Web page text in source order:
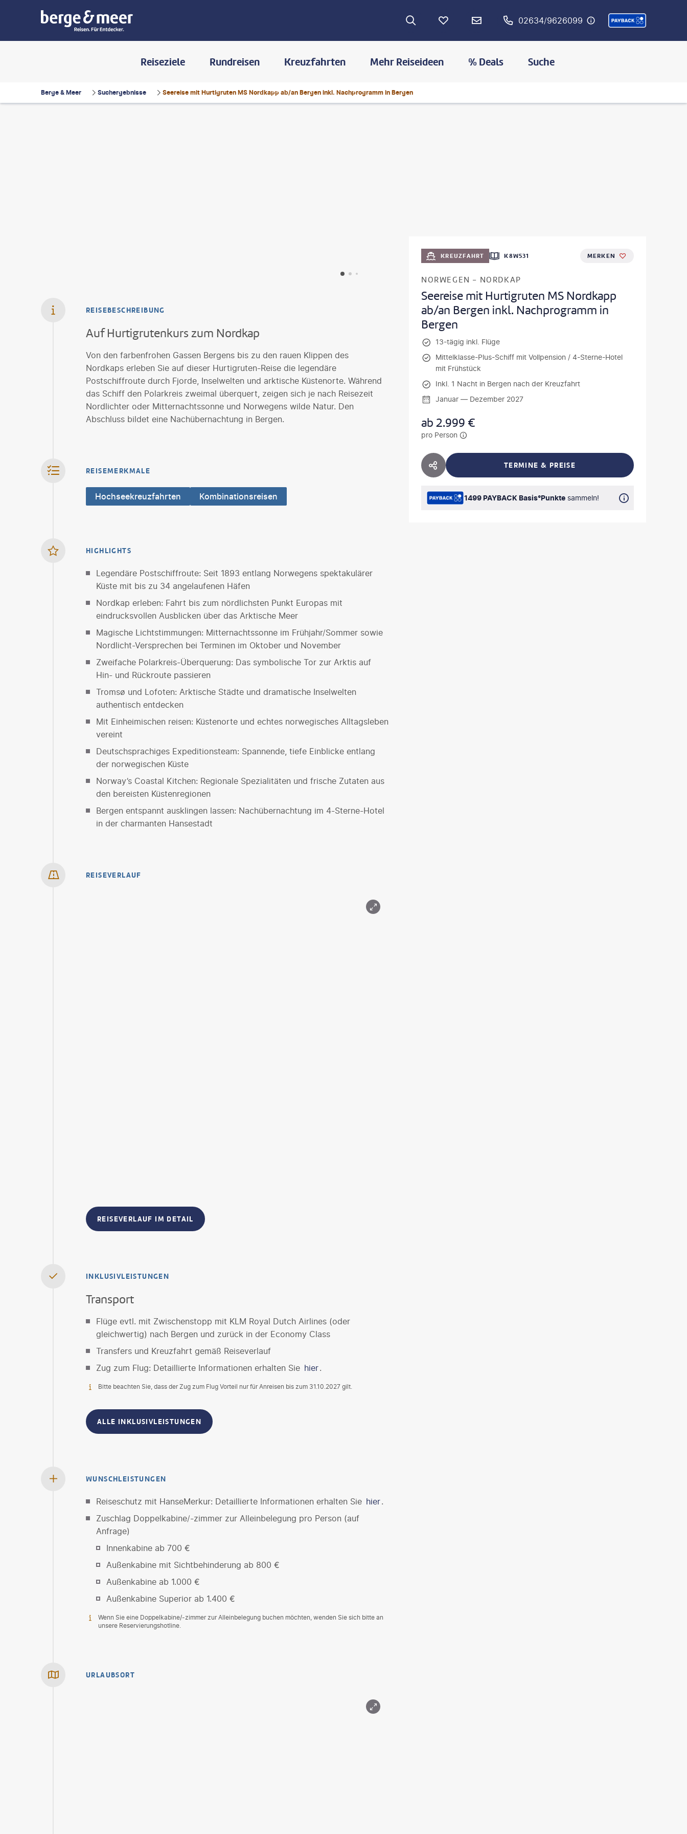
02634/9626099
Reiseziele Rundreisen Kreuzfahrten Mehr Reiseideen % Deals Suche
Berge & Meer Suchergebnisse Seereise mit Hurtigruten MS Nordkapp ab/an Bergen inkl. Nachprogramm in Bergen
KREUZFAHRT K8W531 MERKEN
NORWEGEN - NORDKAP
Seereise mit Hurtigruten MS Nordkapp
ab/an Bergen inkl. Nachprogramm in
Bergen
13-tägig inkl. Flüge
Mittelklasse-Plus-Schiff mit Vollpension / 4-Sterne-Hotel
mit Frühstück
Inkl. 1 Nacht in Bergen nach der Kreuzfahrt
Januar — Dezember 2027
ab2.999 €
pro Person
HOTEL TEILEN TERMINE & PREISE
1499 PAYBACK Basis°Punkte sammeln!
REISEBESCHREIBUNG
Auf Hurtigrutenkurs zum Nordkap
Von den farbenfrohen Gassen Bergens bis zu den rauen Klippen des
Nordkaps erleben Sie auf dieser Hurtigruten-Reise die legendäre
Postschiffroute durch Fjorde, Inselwelten und arktische Küstenorte. Während
das Schiff den Polarkreis zweimal überquert, zeigen sich je nach Reisezeit
Nordlichter oder Mitternachtssonne und Norwegens wilde Natur. Den
Abschluss bildet eine Nachübernachtung in Bergen.
REISEMERKMALE
Hochseekreuzfahrten Kombinationsreisen
HIGHLIGHTS
Legendäre Postschiffroute: Seit 1893 entlang Norwegens spektakulärer
Küste mit bis zu 34 angelaufenen Häfen
Nordkap erleben: Fahrt bis zum nördlichsten Punkt Europas mit
eindrucksvollen Ausblicken über das Arktische Meer
Magische Lichtstimmungen: Mitternachtssonne im Frühjahr/Sommer sowie
Nordlicht-Versprechen bei Terminen im Oktober und November
Zweifache Polarkreis-Überquerung: Das symbolische Tor zur Arktis auf
Hin- und Rückroute passieren
Tromsø und Lofoten: Arktische Städte und dramatische Inselwelten
authentisch entdecken
Mit Einheimischen reisen: Küstenorte und echtes norwegisches Alltagsleben
vereint
Deutschsprachiges Expeditionsteam: Spannende, tiefe Einblicke entlang
der norwegischen Küste
Norway’s Coastal Kitchen: Regionale Spezialitäten und frische Zutaten aus
den bereisten Küstenregionen
Bergen entspannt ausklingen lassen: Nachübernachtung im 4-Sterne-Hotel
in der charmanten Hansestadt
REISEVERLAUF
REISEVERLAUF IM DETAIL
INKLUSIVLEISTUNGEN
Transport
Flüge evtl. mit Zwischenstopp mit KLM Royal Dutch Airlines (oder
gleichwertig) nach Bergen und zurück in der Economy Class
Transfers und Kreuzfahrt gemäß Reiseverlauf
Zug zum Flug: Detaillierte Informationen erhalten Sie hier .
Bitte beachten Sie, dass der Zug zum Flug Vorteil nur für Anreisen bis zum 31.10.2027 gilt.
ALLE INKLUSIVLEISTUNGEN
WUNSCHLEISTUNGEN
Reiseschutz mit HanseMerkur: Detaillierte Informationen erhalten Sie hier .
Zuschlag Doppelkabine/-zimmer zur Alleinbelegung pro Person (auf
Anfrage)
Innenkabine ab 700 €
Außenkabine mit Sichtbehinderung ab 800 €
Außenkabine ab 1.000 €
Außenkabine Superior ab 1.400 €
Wenn Sie eine Doppelkabine/-zimmer zur Alleinbelegung buchen möchten, wenden Sie sich bitte an
unsere Reservierungshotline.
URLAUBSORT